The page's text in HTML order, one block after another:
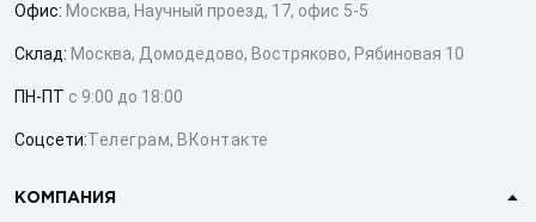
Офис: Москва, Научный проезд, 17, офис 5-5
Склад: Москва, Домодедово, Востряково, Рябиновая 10
ПН-ПТ с 9:00 до 18:00
Соцсети:Телеграм, ВКонтакте
КОМПАНИЯ